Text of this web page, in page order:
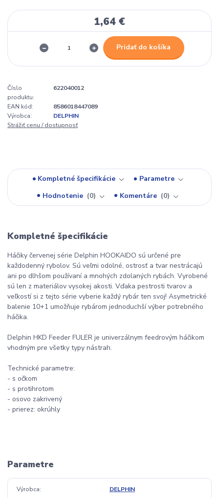
1,64 €
Pridať do košíka
Číslo
produktu:
622040012
EAN kód:
8586018447089
Výrobca:
DELPHIN
Strážiť cenu / dostupnosť
Kompletné špecifikácie
Parametre
Hodnotenie
0 Komentáre 0
Kompletné špecifikácie
Háčiky červenej série Delphin HOOKAIDO sú určené pre
každodenný rybolov. Sú veľmi odolné, ostrosť a tvar nestrácajú
ani po dlhšom používaní a mnohých zdolaných rybách. Vyrobené
sú len z materiálov vysokej akosti. Vďaka pestrosti tvarov a
veľkostí si z tejto série vyberie každý rybár ten svoj! Asymetrické
balenie 10+1 umožňuje rybárom jednoduchší výber potrebného
háčika.
Delphin HKD Feeder FULER je univerzálnym feedrovým háčikom
vhodným pre všetky typy nástrah.
Technické parametre:
- s očkom
- s protihrotom
- osovo zakrivený
- prierez: okrúhly
Parametre
Výrobca DELPHIN